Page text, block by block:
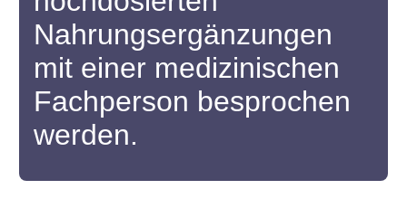
Nahrungsergänzungen
mit einer medizinischen
Fachperson besprochen
werden.